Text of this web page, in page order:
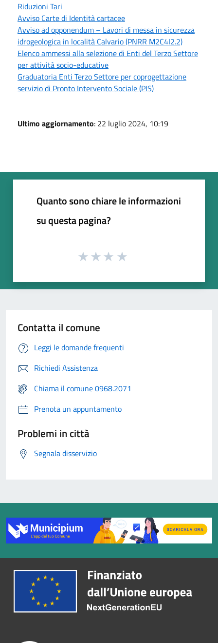
Riduzioni Tari
Avviso Carte di Identità cartacee
Avviso ad opponendum – Lavori di messa in sicurezza
idrogeologica in località Calvario (PNRR M2C4I2.2)
Elenco ammessi alla selezione di Enti del Terzo Settore
per attività socio-educative
Graduatoria Enti Terzo Settore per coprogettazione
servizio di Pronto Intervento Sociale (PIS)
Ultimo aggiornamento: 22 luglio 2024, 10:19
Quanto sono chiare le informazioni
su questa pagina?
Contatta il comune
Leggi le domande frequenti
Richiedi Assistenza
Chiama il comune 0968.2071
Prenota un appuntamento
Problemi in città
Segnala disservizio